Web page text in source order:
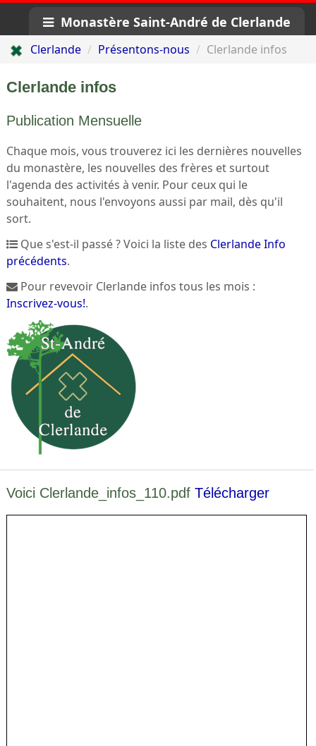
Monastère Saint-André de Clerlande
Clerlande Présentons-nous Clerlande infos
Clerlande infos
Publication Mensuelle
Chaque mois, vous trouverez ici les dernières nouvelles
du monastère, les nouvelles des frères et surtout
l'agenda des activités à venir. Pour ceux qui le
souhaitent, nous l'envoyons aussi par mail, dès qu'il
sort.
Que s'est-il passé ? Voici la liste des Clerlande Info
précédents.
Pour revevoir Clerlande infos tous les mois :
Inscrivez-vous!.
Voici Clerlande_infos_110.pdf Télécharger